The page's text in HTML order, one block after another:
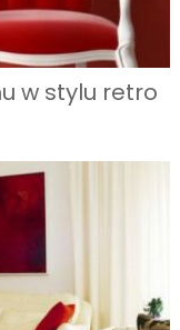
w stylu retro